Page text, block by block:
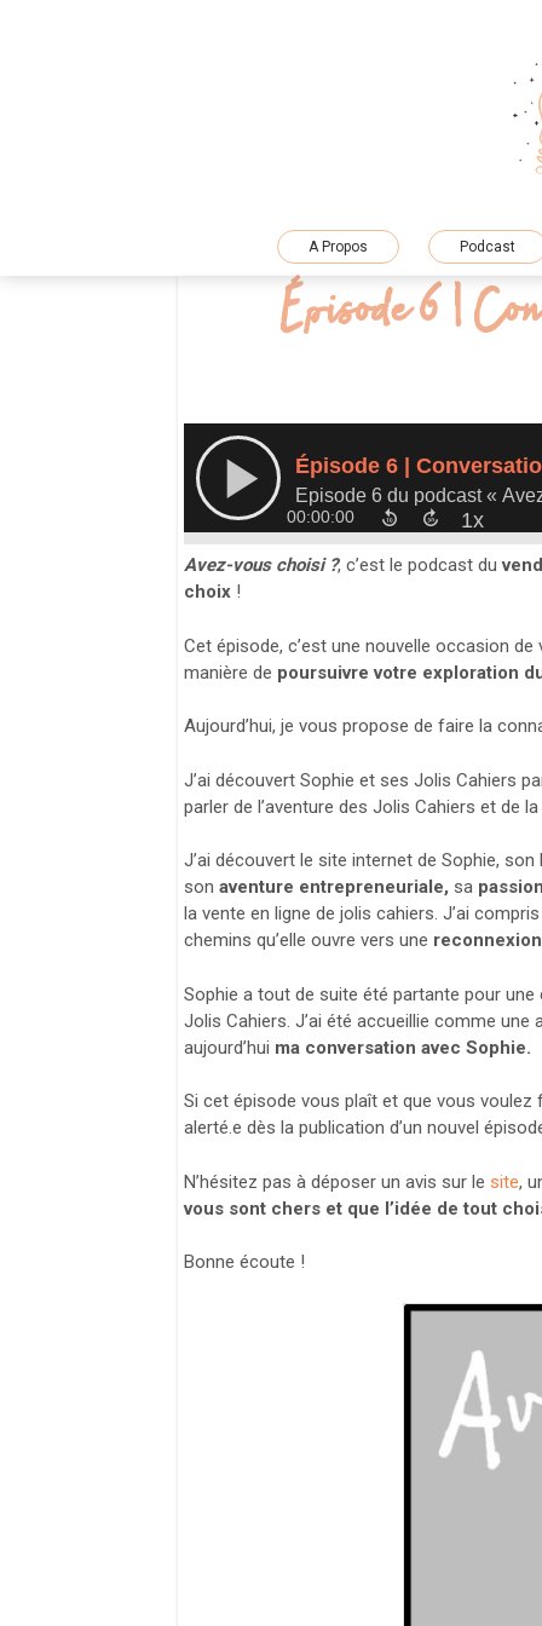
A Propos Podcast
Épisode 6 |
Avez-vous choisi ?, c’est le podcast du
choix !
Cet épisode, c’est une nouvelle occasion
manière de poursuivre votre exploration
Aujourd’hui, je vous propose de faire la
J’ai découvert Sophie et ses Jolis Cahiers
parler de l’aventure des Jolis Cahiers et de
J’ai découvert le site internet de Sophie,
son aventure entrepreneuriale, sa
la vente en ligne de jolis cahiers. J’ai
chemins qu’elle ouvre vers une
Sophie a tout de suite été partante pour
Jolis Cahiers. J’ai été accueillie comme
aujourd’hui ma conversation avec Sophie.
Si cet épisode vous plaît et que vous
alerté.e dès la publication d’un nouvel
N’hésitez pas à déposer un avis sur le site,
vous sont chers et que l’idée de tout
Bonne écoute !